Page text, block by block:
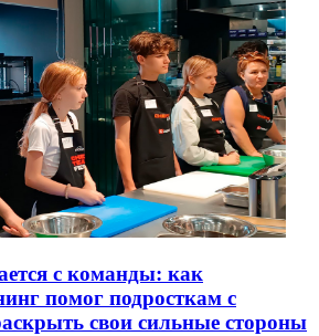
с команды: как
помог подросткам с
свои сильные стороны